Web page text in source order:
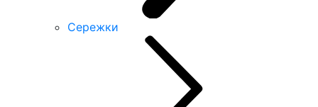
Сережки